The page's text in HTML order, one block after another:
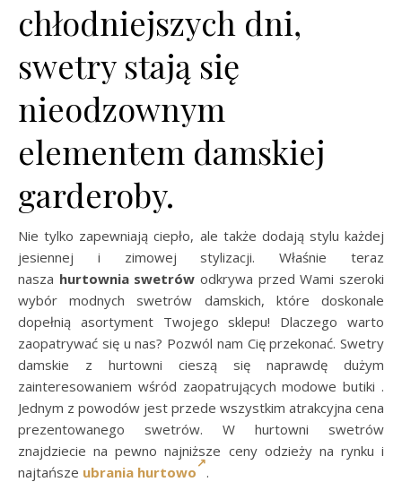
chłodniejszych dni,
swetry stają się
nieodzownym
elementem damskiej
garderoby.
Nie tylko zapewniają ciepło, ale także dodają stylu każdej
jesiennej i zimowej stylizacji. Właśnie teraz
nasza hurtownia swetrów odkrywa przed Wami szeroki
wybór modnych swetrów damskich, które doskonale
dopełnią asortyment Twojego sklepu! Dlaczego warto
zaopatrywać się u nas? Pozwól nam Cię przekonać. Swetry
damskie z hurtowni cieszą się naprawdę dużym
zainteresowaniem wśród zaopatrujących modowe butiki .
Jednym z powodów jest przede wszystkim atrakcyjna cena
prezentowanego swetrów. W hurtowni swetrów
znajdziecie na pewno najniższe ceny odzieży na rynku i
najtańsze ubrania hurtowo .